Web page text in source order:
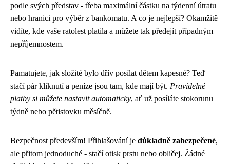
podle svých představ - třeba maximální částku na týdenní útratu
nebo hranici pro výběr z bankomatu. A co je nejlepší? Okamžitě
vidíte, kde vaše ratolest platila a můžete tak předejít případným
nepříjemnostem.
Pamatujete, jak složité bylo dřív posílat dětem kapesné? Teď
stačí pár kliknutí a peníze jsou tam, kde mají být. Pravidelné
platby si můžete nastavit automaticky, ať už posíláte stokorunu
týdně nebo pětistovku měsíčně.
Bezpečnost především! Přihlašování je důkladně zabezpečené,
ale přitom jednoduché - stačí otisk prstu nebo obličej. Žádné